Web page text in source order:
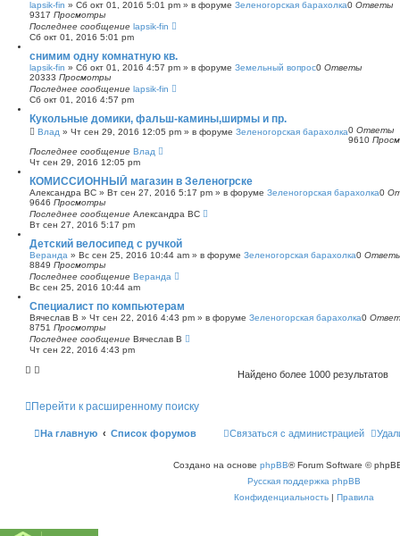
lapsik-fin » Сб окт 01, 2016 5:01 pm » в форуме Зеленогорская барахолка0 Ответы
9317 Просмотры
Последнее сообщение lapsik-fin
Сб окт 01, 2016 5:01 pm
снимим одну комнатную кв.
lapsik-fin » Сб окт 01, 2016 4:57 pm » в форуме Земельный вопрос0 Ответы
20333 Просмотры
Последнее сообщение lapsik-fin
Сб окт 01, 2016 4:57 pm
Кукольные домики, фальш-камины,ширмы и пр.
Влад » Чт сен 29, 2016 12:05 pm » в форуме Зеленогорская барахолка0 Ответы
9610
Последнее сообщение Влад
Чт сен 29, 2016 12:05 pm
КОМИССИОННЫЙ магазин в Зеленогрске
Александра ВС » Вт сен 27, 2016 5:17 pm » в форуме Зеленогорская барахолка0
9646 Просмотры
Последнее сообщение Александра ВС
Вт сен 27, 2016 5:17 pm
Детский велосипед с ручкой
Веранда » Вс сен 25, 2016 10:44 am » в форуме Зеленогорская барахолка0
8849 Просмотры
Последнее сообщение Веранда
Вс сен 25, 2016 10:44 am
Специалист по компьютерам
Вячеслав В » Чт сен 22, 2016 4:43 pm » в форуме Зеленогорская барахолка0
8751 Просмотры
Последнее сообщение Вячеслав В
Чт сен 22, 2016 4:43 pm
Найдено более 1000 результатов
Перейти к расширенному поиску
На главную Список форумов Связаться с администрацией
Создано на основе phpBB® Forum Software ©
Русская поддержка phpBB
Конфиденциальность | Правила